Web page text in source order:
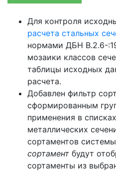
Для контроля
расчета стальных
нормами ДБН В.2.6-
мозаики классов
таблицы исходных
расчета.
Добавлен фильтр
сформированным
применения в
металлических
сортаментов системы
сортамент будут
сортаменты из